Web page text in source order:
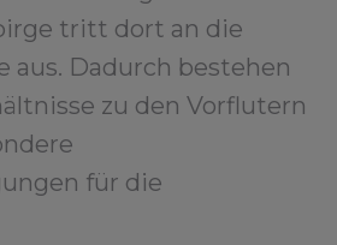
tritt dort an die
aus. Dadurch bestehen
zu den Vorflutern
für die